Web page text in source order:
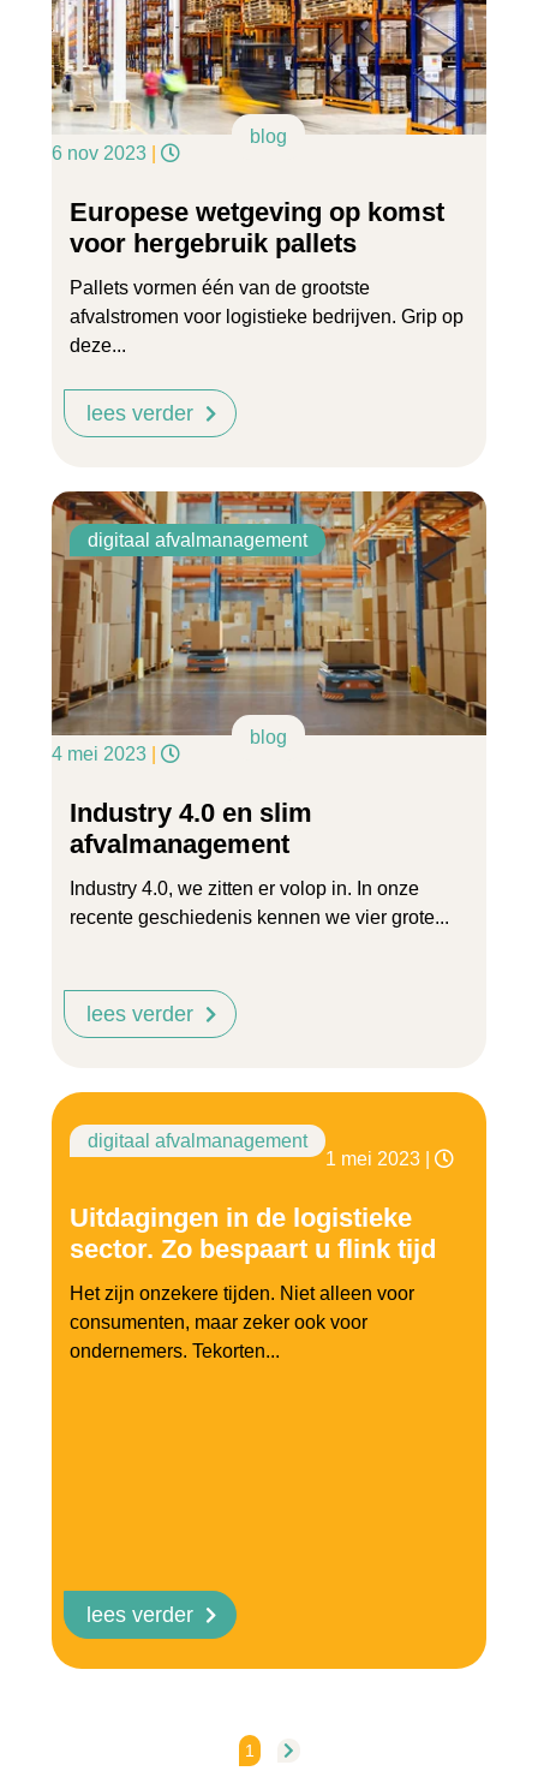
blog
6 nov 2023
Europese wetgeving op komst
voor hergebruik pallets
Pallets vormen één van de grootste
afvalstromen voor logistieke bedrijven. Grip op
deze...
lees verder
digitaal afvalmanagement
blog
4 mei 2023
Industry 4.0 en slim
afvalmanagement
Industry 4.0, we zitten er volop in. In onze
recente geschiedenis kennen we vier grote...
lees verder
digitaal afvalmanagement
1 mei 2023
Uitdagingen in de logistieke
sector. Zo bespaart u flink tijd
Het zijn onzekere tijden. Niet alleen voor
consumenten, maar zeker ook voor
ondernemers. Tekorten...
lees verder
1